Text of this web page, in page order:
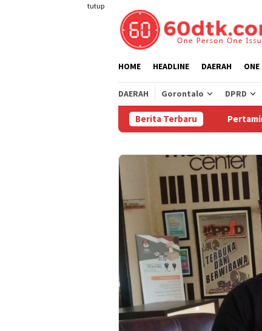
tutup
HOME HEADLINE DAERAH ONE
DAERAH Gorontalo DPRD
Berita TerbaruPertamina